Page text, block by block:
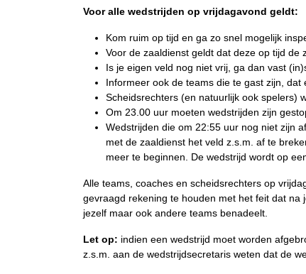
Voor alle wedstrijden op vrijdagavond geldt:
Kom ruim op tijd en ga zo snel mogelijk
Voor de zaaldienst geldt dat deze op tijd de
Is je eigen veld nog niet vrij, ga dan vast
Informeer ook de teams die te gast zijn, dat
Scheidsrechters (en natuurlijk ook spelers)
Om 23.00 uur moeten wedstrijden zijn
Wedstrijden die om 22:55 uur nog niet zijn
met de zaaldienst het veld z.s.m. af te
meer te beginnen. De wedstrijd wordt op
Alle teams, coaches en scheidsrechters op
gevraagd rekening te houden met het feit dat
jezelf maar ook andere teams benadeelt.
Let op: indien een wedstrijd moet worden
z.s.m. aan de wedstrijdsecretaris weten dat de